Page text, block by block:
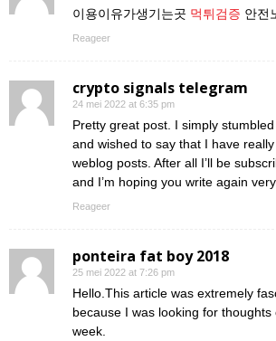
이용이유가생기는곳 먹튀검증 안전
Reageer
crypto signals telegram
24 mei 2022 at 6:35 pm
Pretty great post. I simply
and wished to say that I have
weblog posts. After all I’ll be
and I’m hoping you write again
Reageer
ponteira fat boy 2018
25 mei 2022 at 7:26 pm
Hello.This article was extremely
because I was looking for thoughts
week.